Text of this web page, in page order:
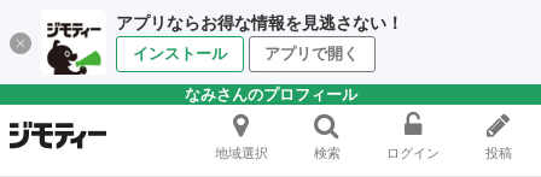
アプリならお得な情報を見逃さない！
インストール アプリで開く
なみさんのプロフィール
地域選択 検索 ログイン 投稿